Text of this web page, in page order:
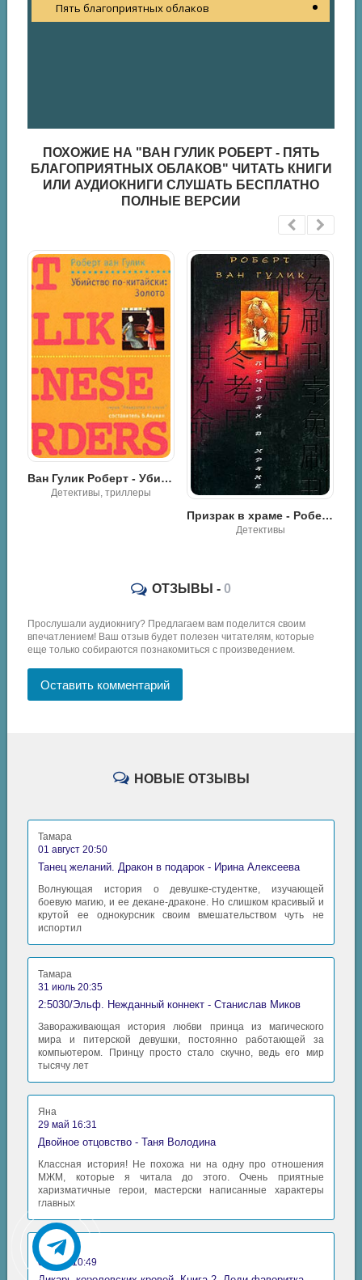
Пять благоприятных облаков
ПОХОЖИЕ НА "ВАН ГУЛИК РОБЕРТ - ПЯТЬ
БЛАГОПРИЯТНЫХ ОБЛАКОВ" ЧИТАТЬ КНИГИ
ИЛИ АУДИОКНИГИ СЛУШАТЬ БЕСПЛАТНО
ПОЛНЫЕ ВЕРСИИ
Ван Гулик Роберт - Убийство по-китайски: Золото
Детективы, триллеры
Призрак в храме - Роберт ван Гулик
Детективы
ОТЗЫВЫ - 0
Прослушали аудиокнигу? Предлагаем вам поделится своим
впечатлением! Ваш отзыв будет полезен читателям, которые
еще только собираются познакомиться с произведением.
Оставить комментарий
НОВЫЕ ОТЗЫВЫ
Тамара
01 август 20:50
Танец желаний. Дракон в подарок - Ирина Алексеева
Волнующая история о девушке-студентке, изучающей
боевую магию, и ее декане-драконе. Но слишком красивый и
крутой ее однокурсник своим вмешательством чуть не
испортил
Тамара
31 июль 20:35
2:5030/Эльф. Нежданный коннект - Станислав Миков
Завораживающая история любви принца из магического
мира и питерской девушки, постоянно работающей за
компьютером. Принцу просто стало скучно, ведь его мир
тысячу лет
Яна
29 май 16:31
Двойное отцовство - Таня Володина
Классная история! Не похожа ни на одну про отношения
МЖМ, которые я читала до этого. Очень приятные
харизматичные герои, мастерски написанные характеры
главных
Аида
06 май 10:49